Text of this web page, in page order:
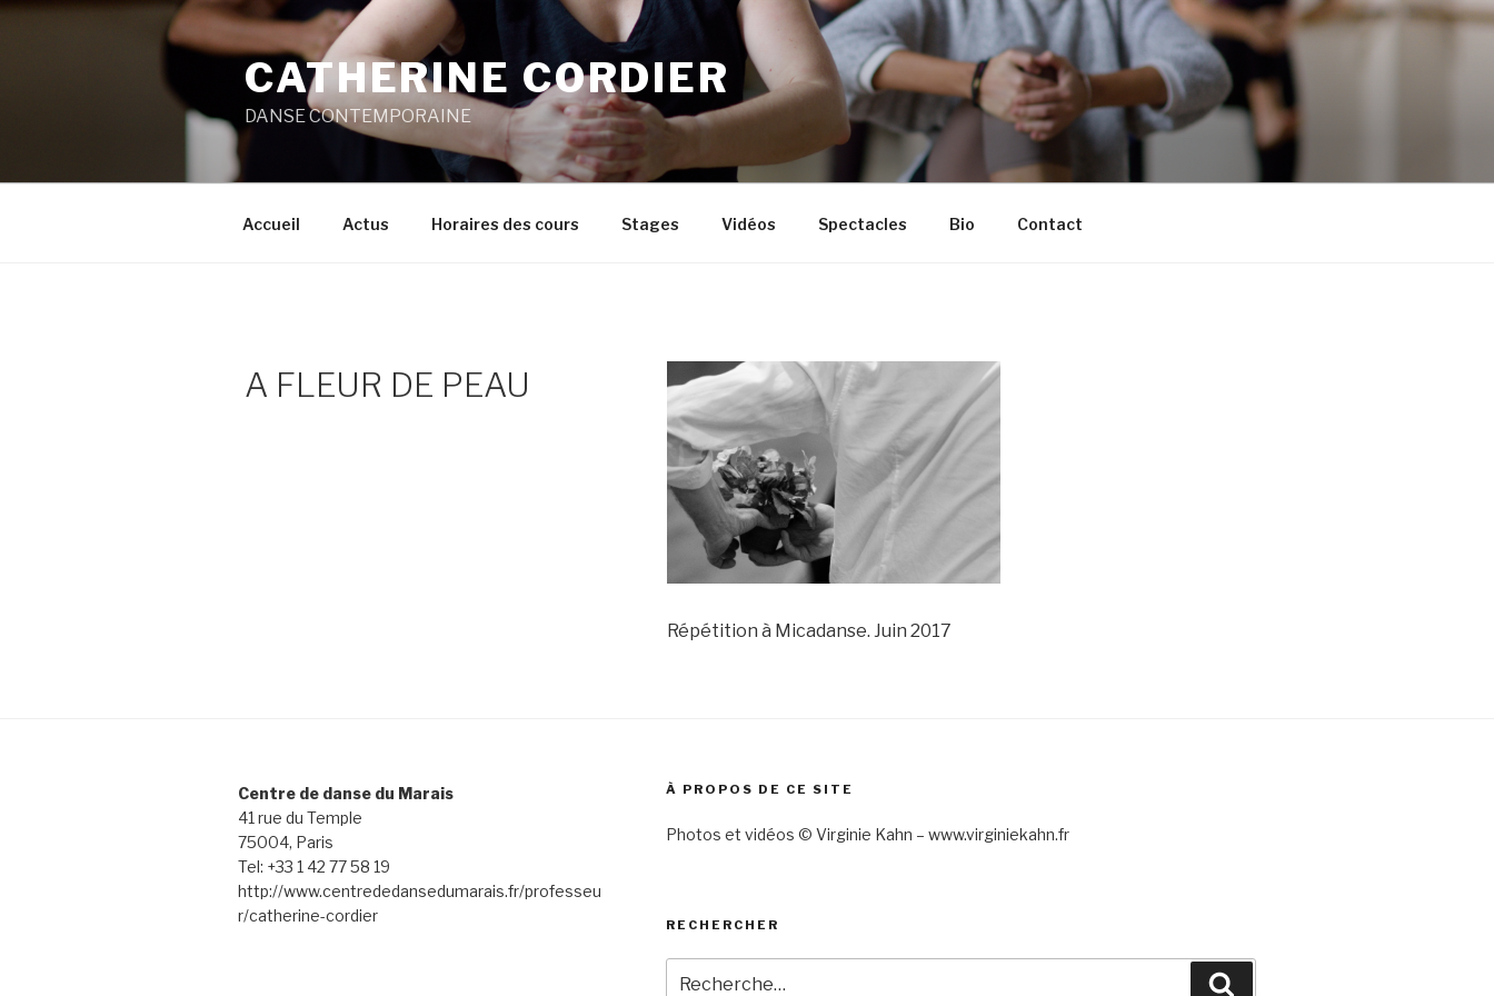
Aller
CATHERINE CORDIER
DANSE CONTEMPORAINE
Accueil Actus Horaires des cours Stages Vidéos Spectacles Bio Contact
A FLEUR DE PEAU
Répétition à Micadanse. Juin 2017
Centre de danse du Marais
41 rue du Temple
75004, Paris
Tel: +33 1 42 77 58 19
http://www.centrededansedumarais.fr/professeu
r/catherine-cordier
À PROPOS DE CE SITE
Photos et vidéos © Virginie Kahn – www.virginiekahn.fr
RECHERCHER